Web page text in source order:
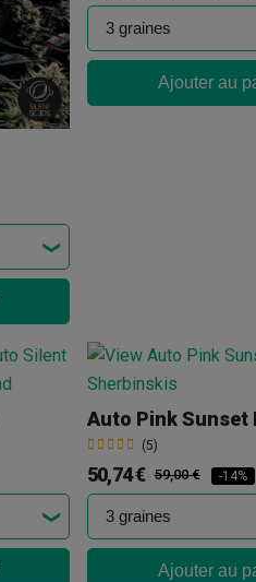
Ajouter au
(5)
50,74 € 59,00 € -14%
Ajouter au